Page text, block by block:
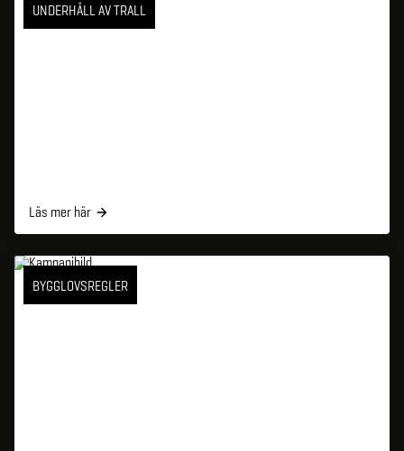
UNDERHÅLL AV TRALL
Läs mer här
BYGGLOVSREGLER